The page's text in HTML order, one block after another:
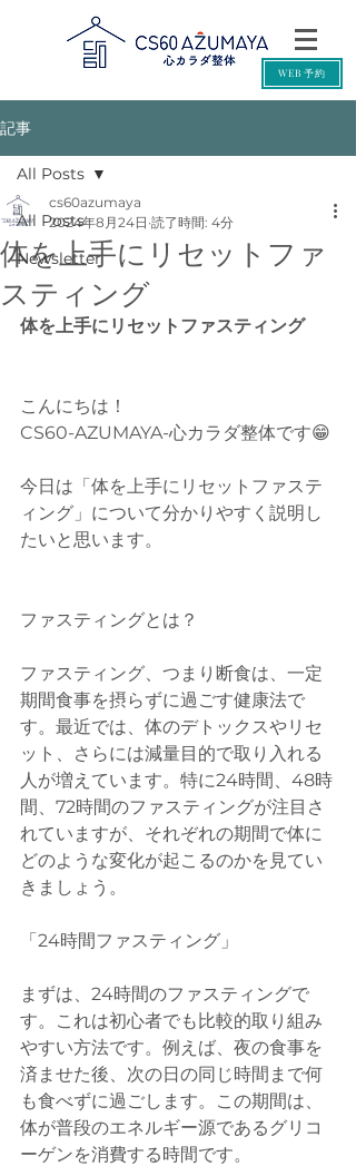
WEB予約
記事
All Posts
Newsletter
All Posts
体を上手にリセットファ
スティング
cs60azumaya
2024年8月24日 読了時間: 4分
体を上手にリセットファスティング
こんにちは！
CS60-AZUMAYA-心カラダ整体です😁
今日は「体を上手にリセットファステ
ィング」について分かりやすく説明し
たいと思います。
ファスティングとは？
ファスティング、つまり断食は、一定
期間食事を摂らずに過ごす健康法で
す。最近では、体のデトックスやリセ
ット、さらには減量目的で取り入れる
人が増えています。特に24時間、48時
間、72時間のファスティングが注目さ
れていますが、それぞれの期間で体に
どのような変化が起こるのかを見てい
きましょう。
「24時間ファスティング」
まずは、24時間のファスティングで
す。これは初心者でも比較的取り組み
やすい方法です。例えば、夜の食事を
済ませた後、次の日の同じ時間まで何
も食べずに過ごします。この期間は、
体が普段のエネルギー源であるグリコ
ーゲンを消費する時間です。